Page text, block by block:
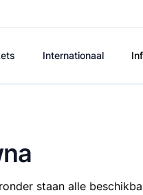
Internationaal
staan alle